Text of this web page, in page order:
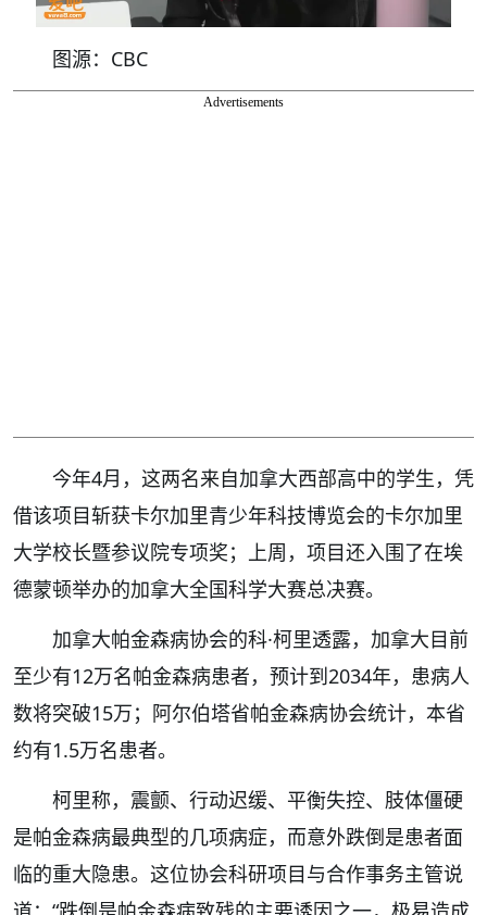
图源：CBC
Advertisements
今年4月，这两名来自加拿大西部高中的学生，凭
借该项目斩获卡尔加里青少年科技博览会的卡尔加里
大学校长暨参议院专项奖；上周，项目还入围了在埃
德蒙顿举办的加拿大全国科学大赛总决赛。
加拿大帕金森病协会的科·柯里透露，加拿大目前
至少有12万名帕金森病患者，预计到2034年，患病人
数将突破15万；阿尔伯塔省帕金森病协会统计，本省
约有1.5万名患者。
柯里称，震颤、行动迟缓、平衡失控、肢体僵硬
是帕金森病最典型的几项病症，而意外跌倒是患者面
临的重大隐患。这位协会科研项目与合作事务主管说